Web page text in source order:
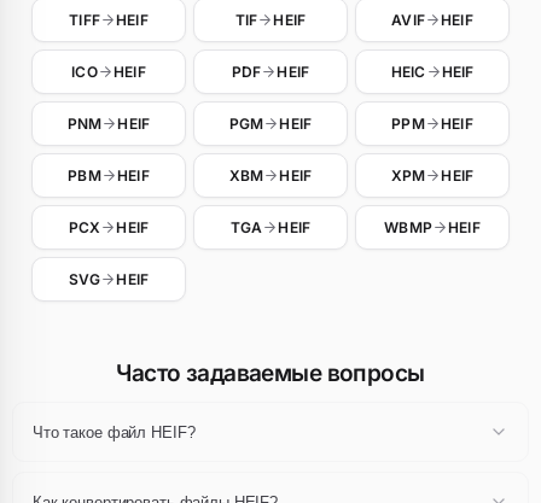
TIFF HEIF TIF HEIF AVIF HEIF
ICO HEIF PDF HEIF HEIC HEIF
PNM HEIF PGM HEIF PPM HEIF
PBM HEIF XBM HEIF XPM HEIF
PCX HEIF TGA HEIF WBMP HEIF
SVG HEIF
Часто задаваемые вопросы
Что такое файл HEIF?
кодирования HEIF. Каждый формат имеет свои сильные стороны